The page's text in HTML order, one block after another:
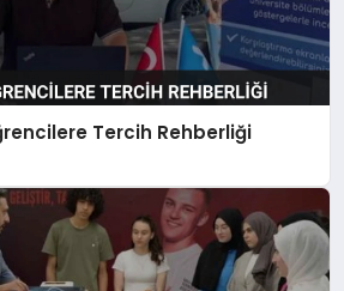
Tercih Rehberliği